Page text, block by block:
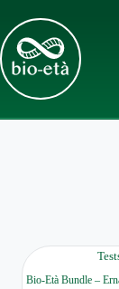
Bio-Età Bundle –